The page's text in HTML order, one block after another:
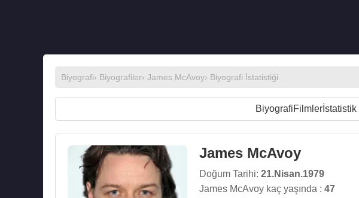
Biyografi› Biyografiler› James McAvoy› Biyografi İstatistiği
BiyografiFilmler İstatistik
James McAvoy
Doğum Tarihi: 21.Nisan.1979
James McAvoy kaç yaşında : 47